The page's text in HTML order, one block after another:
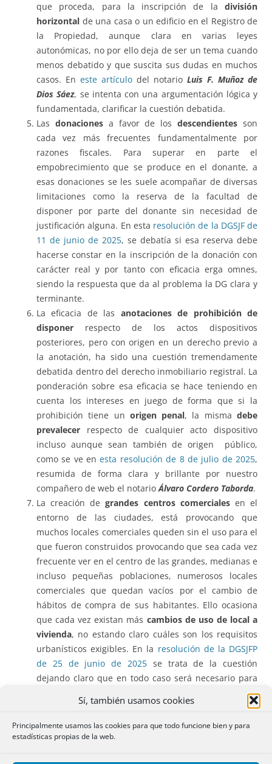
Sí, también usamos cookies
Principalmente usamos las cookies para que todo funcione bien y para
estadísticas propias de la web.
que proceda, para la inscripción de la división
horizontal de una casa o un edificio en el Registro de
la Propiedad, aunque clara en varias leyes
autonómicas, no por ello deja de ser un tema cuando
menos debatido y que suscita sus dudas en muchos
casos. En este artículo del notario Luis F. Muñoz de
Dios Sáez, se intenta con una argumentación lógica y
fundamentada, clarificar la cuestión debatida.
Las donacionesa favor de losdescendientes son
cada vez más frecuentes fundamentalmente por
razones fiscales. Para superar en parte el
empobrecimiento que se produce en el donante, a
esas donaciones se les suele acompañar de diversas
limitaciones como la reserva de la facultad de
disponer por parte del donante sin necesidad de
justificación alguna. En esta resolución de la DGSJF de
11 de junio de 2025, se debatía si esa reserva debe
hacerse constar en la inscripción de la donación con
carácter real y por tanto con eficacia erga omnes,
siendo la respuesta que da al problema la DG clara y
terminante.
La eficacia de las anotaciones de prohibición de
disponer respecto de los actos dispositivos
posteriores, pero con origen en un derecho previo a
la anotación, ha sido una cuestión tremendamente
debatida dentro del derecho inmobiliario registral. La
ponderación sobre esa eficacia se hace teniendo en
cuenta los intereses en juego de forma que si la
prohibición tiene un origen penal, la mismadebe
prevalecer respecto de cualquier acto dispositivo
incluso aunque sean también de origen público,
como se ve enesta resolución de 8 de julio de 2025,
resumida de forma clara y brillante por nuestro
compañero de web el notarioÁlvaro Cordero Taborda.
La creación degrandes centros comercialesen el
entorno de las ciudades, está provocando que
muchos locales comerciales queden sin el uso para el
que fueron construidos provocando que sea cada vez
frecuente ver en el centro de las grandes, medianas e
incluso pequeñas poblaciones, numerosos locales
comerciales que quedan vacíos por el cambio de
hábitos de compra de sus habitantes. Ello ocasiona
que cada vez existan más cambios de uso de local a
vivienda, no estando claro cuáles son los requisitos
urbanísticos exigibles. En la resolución de la DGSJFP
de 25 de junio de 2025 se trata de la cuestión
dejando claro que en todo caso será necesario para
título administrativo
habilitante. Lacorrupción política o empresarial
en
sus más variadas formas, es un cáncer que puede
llegar a destruir democracias muy consolidada